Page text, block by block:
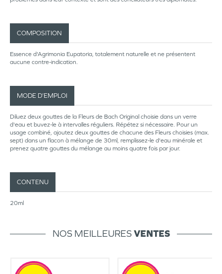
COMPOSITION
Essence d'Agrimonia Eupatoria, totalement naturelle et ne présentent
aucune contre-indication.
MODE D’EMPLOI
Diluez deux gouttes de la Fleurs de Bach Original choisie dans un verre
d'eau et buvez-le à intervalles réguliers. Répétez si nécessaire. Pour un
usage combiné, ajoutez deux gouttes de chacune des Fleurs choisies (max.
sept) dans un flacon à mélange de 30ml, remplissez-le d'eau minérale et
prenez quatre gouttes du mélange au moins quatre fois par jour.
CONTENU
20ml
NOS MEILLEURESVENTES